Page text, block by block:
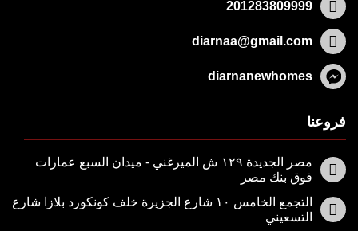
201283809999
diarnaa@gmail.com
diarnanewhomes
فروعنا
مصر الجديدة ١٢٩ ش الميرغني - ميدان السبع عمارات
فوق بنك مصر
التجمع الخامس ١٠ شارع الجزيرة خلف كونكورد بلازا شارع
التسعيني